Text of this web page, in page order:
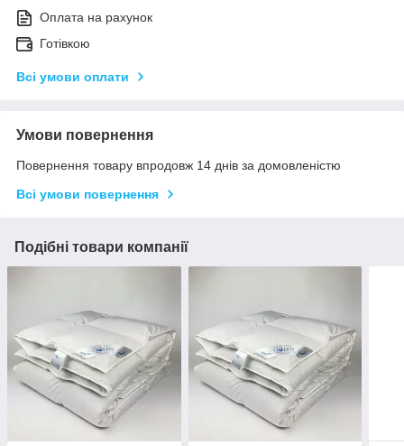
Оплата на рахунок
Готівкою
Всі умови оплати
Умови повернення
Повернення товару впродовж 14 днів за домовленістю
Всі умови повернення
Подібні товари компанії